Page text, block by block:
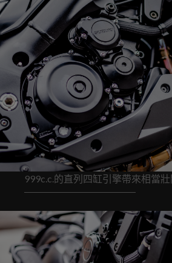
999c.c.的直列四缸引擎帶來相當